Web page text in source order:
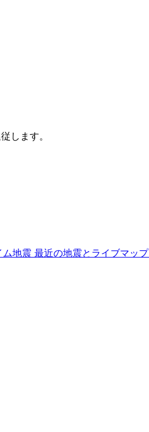
します。
ム地震 最近の地震とライブマップ